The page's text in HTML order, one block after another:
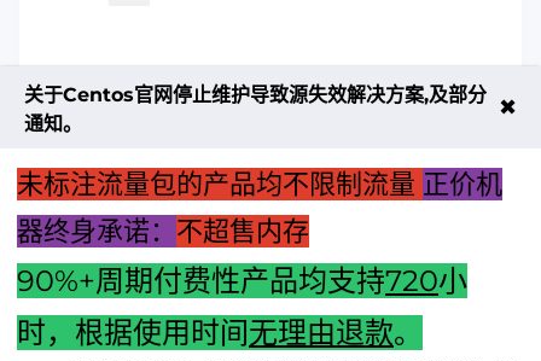
项
关于Centos官网停止维护导致源失效解决方案,及部分
通知。
✖
未标注流量包的产品均不限制流量 正价机
器终身承诺： 不超售内存
90%+周期付费性产品均支持720小
时，根据使用时间无理由退款。